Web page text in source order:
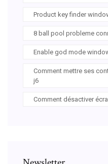
Product key finder
8 ball pool probleme
Enable god mode
Comment mettre ses
j6
Comment désactiver